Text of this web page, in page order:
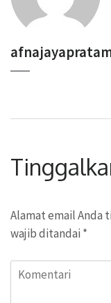
Alamat email Anda
wajib ditandai *
Komentari